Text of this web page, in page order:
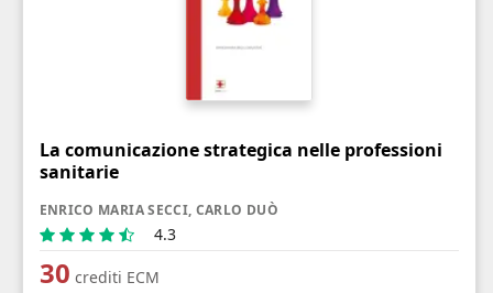
La comunicazione strategica nelle professioni
sanitarie
ENRICO MARIA SECCI, CARLO DUÒ
4.3
30 crediti ECM